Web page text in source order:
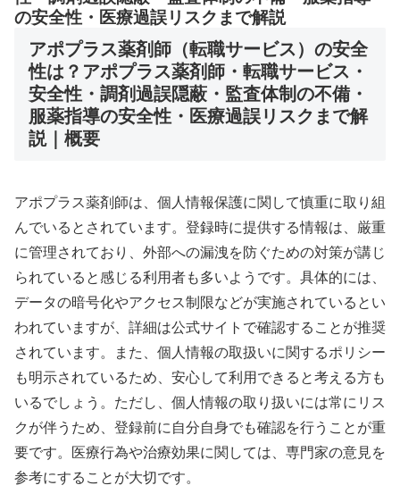
の安全性・医療過誤リスクまで解説
アポプラス薬剤師（転職サービス）の安全
性は？アポプラス薬剤師・転職サービス・
安全性・調剤過誤隠蔽・監査体制の不備・
服薬指導の安全性・医療過誤リスクまで解
説｜概要
アポプラス薬剤師は、個人情報保護に関して慎重に取り組
んでいるとされています。登録時に提供する情報は、厳重
に管理されており、外部への漏洩を防ぐための対策が講じ
られていると感じる利用者も多いようです。具体的には、
データの暗号化やアクセス制限などが実施されているとい
われていますが、詳細は公式サイトで確認することが推奨
されています。また、個人情報の取扱いに関するポリシー
も明示されているため、安心して利用できると考える方も
いるでしょう。ただし、個人情報の取り扱いには常にリス
クが伴うため、登録前に自分自身でも確認を行うことが重
要です。医療行為や治療効果に関しては、専門家の意見を
参考にすることが大切です。